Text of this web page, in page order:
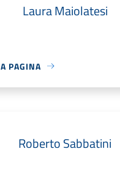
Laura Maiolatesi
PAGINA
Roberto Sabbatini